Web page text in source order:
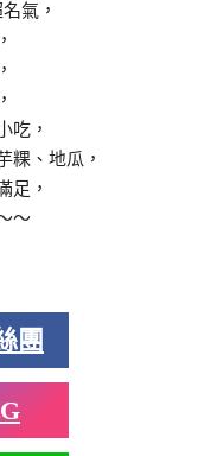
氣，
吃，
粿、地瓜，
足，
～
團